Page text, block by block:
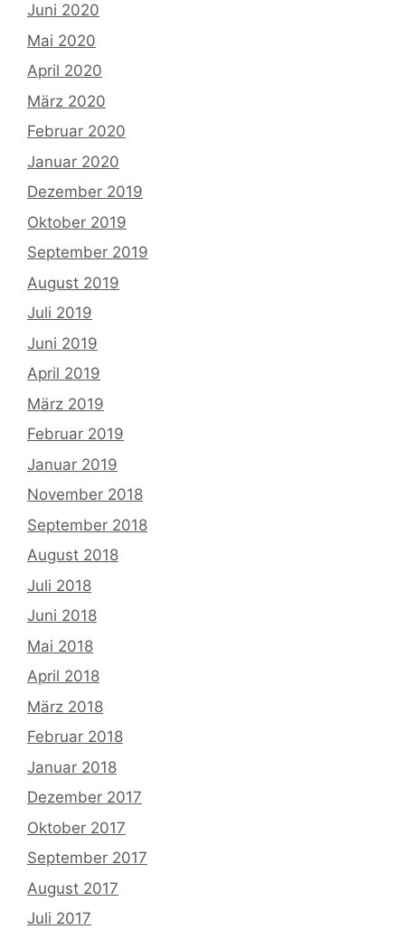
Juni 2020
Mai 2020
April 2020
März 2020
Februar 2020
Januar 2020
Dezember 2019
Oktober 2019
September 2019
August 2019
Juli 2019
Juni 2019
April 2019
März 2019
Februar 2019
Januar 2019
November 2018
September 2018
August 2018
Juli 2018
Juni 2018
Mai 2018
April 2018
März 2018
Februar 2018
Januar 2018
Dezember 2017
Oktober 2017
September 2017
August 2017
Juli 2017